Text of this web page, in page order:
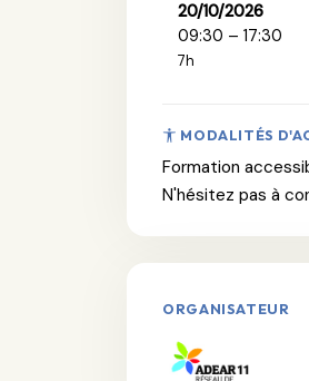
20/10/2026
09:30 – 17:30
7h
MODALITÉS
Formation
N'hésitez pas à
ORGANISATEUR